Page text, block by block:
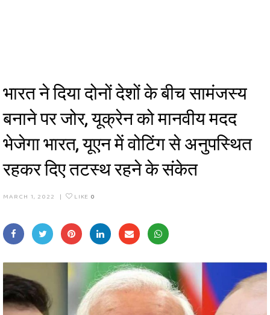
भारत ने दिया दोनों देशों के बीच सामंजस्‍य
बनाने पर जोर, यूक्रेन को मानवीय मदद
भेजेगा भारत, यूएन में वोटिंग से अनुपस्थित
रहकर दिए तटस्‍थ रहने के संकेत
MARCH 1, 2022 | LIKE 0